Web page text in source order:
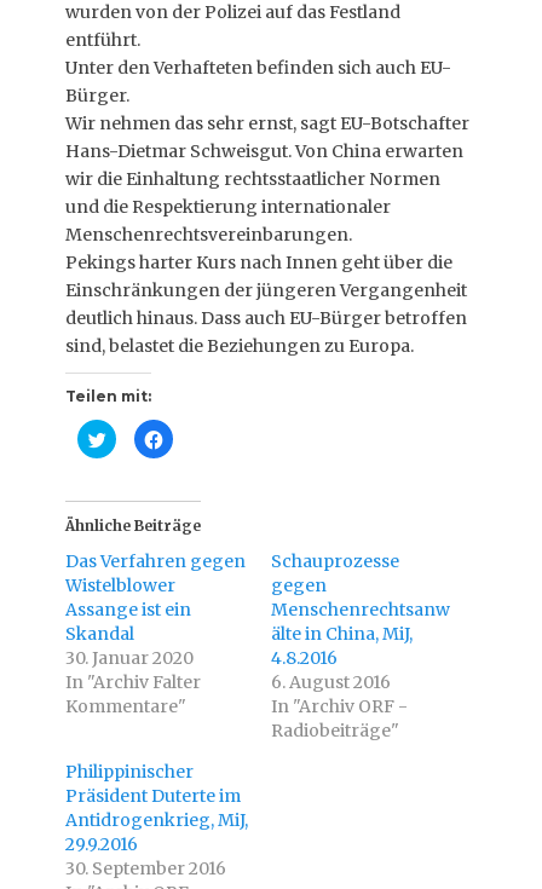
wurden von der Polizei auf das Festland
entführt.
Unter den Verhafteten befinden sich auch EU-
Bürger.
Wir nehmen das sehr ernst, sagt EU-Botschafter
Hans-Dietmar Schweisgut. Von China erwarten
wir die Einhaltung rechtsstaatlicher Normen
und die Respektierung internationaler
Menschenrechtsvereinbarungen.
Pekings harter Kurs nach Innen geht über die
Einschränkungen der jüngeren Vergangenheit
deutlich hinaus. Dass auch EU-Bürger betroffen
sind, belastet die Beziehungen zu Europa.
Teilen mit:
K
l
,
u
m
ü
b
e
r
T
w
i
t
t
e
z
i
l
e
n
(
W
i
r
d
K
l
,
u
m
u
f
F
a
b
o
o
z
i
l
e
n
(
r
d
Ähnliche Beiträge
Das Verfahren gegen
Wistelblower
Assange ist ein
Skandal
30. Januar 2020
In "Archiv Falter
Kommentare"
Schauprozesse
gegen
Menschenrechtsanw
älte in China, MiJ,
4.8.2016
6. August 2016
In "Archiv ORF -
Radiobeiträge"
Philippinischer
Präsident Duterte im
Antidrogenkrieg, MiJ,
29.9.2016
30. September 2016